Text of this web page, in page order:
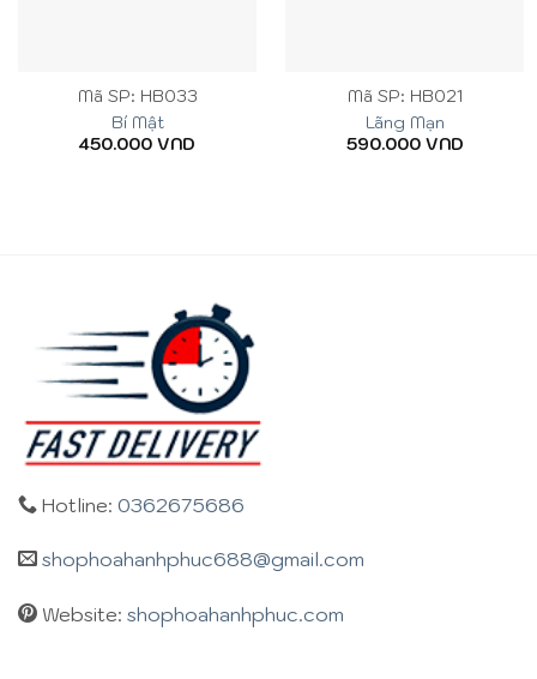
Mã SP: HB033
Bí Mật
450.000 VND
Mã SP: HB021
Lãng Mạn
590.000VND
Hotline: 0362675686
shophoahanhphuc688@gmail.com
Website: shophoahanhphuc.com